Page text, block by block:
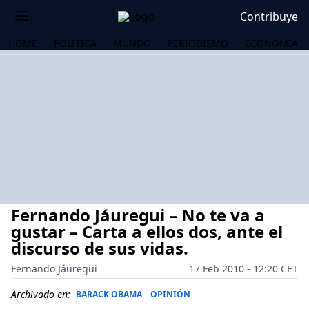
Contribuye
HOME POLÍTICA MUNDO PERIODISMO ECONOMÍA
Fernando Jáuregui – No te va a
gustar – Carta a ellos dos, ante el
discurso de sus vidas.
Fernando Jáuregui
17 Feb 2010 - 12:20 CET
Archivado en: BARACK OBAMA OPINIÓN